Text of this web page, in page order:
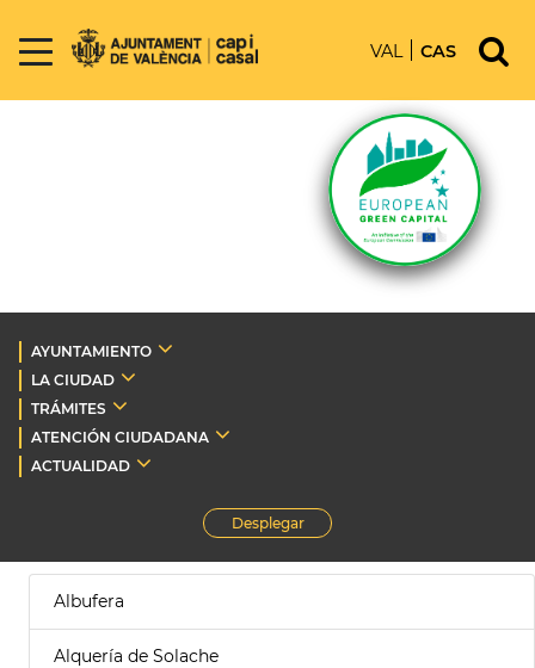
VAL CAS
AYUNTAMIENTO
LA CIUDAD
TRÁMITES
ATENCIÓN CIUDADANA
ACTUALIDAD
Desplegar
Albufera
Alquería de Solache